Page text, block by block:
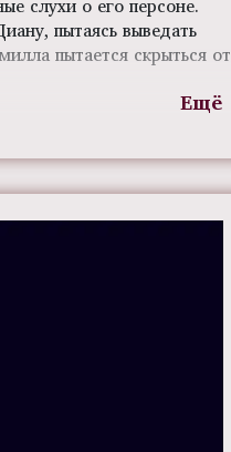
пытаясь выведать
пытается скрыться от
Лессер, Хелена
Эткинс.
пк или телевизоре